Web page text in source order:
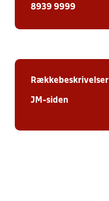
8939 9999
Rækkebeskrivelser
JM-siden